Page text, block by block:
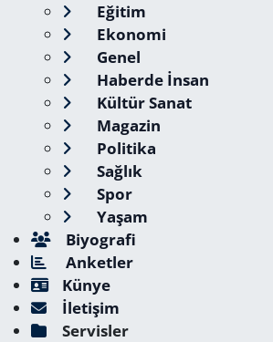
Eğitim
Ekonomi
Genel
Haberde İnsan
Kültür Sanat
Magazin
Politika
Sağlık
Spor
Yaşam
Biyografi
Anketler
Künye
İletişim
Servisler